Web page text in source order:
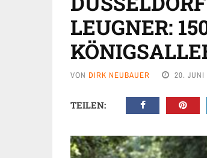
LEUGNER:
VON DIRK NEUBAUER 20. JUNI
TEILEN: